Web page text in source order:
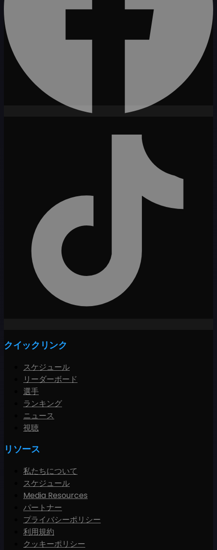
クイックリンク
スケジュール
リーダーボード
選手
ランキング
ニュース
視聴
リソース
私たちについて
スケジュール
Media Resources
パートナー
プライバシーポリシー
利用規約
クッキーポリシー